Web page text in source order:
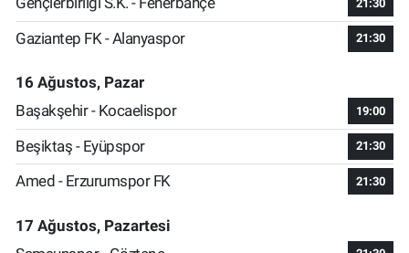
21:30
Gaziantep FK - Alanyaspor 21:30
16 Ağustos, Pazar
Başakşehir - Kocaelispor
19:00
Beşiktaş - Eyüpspor 21:30
Amed - Erzurumspor FK 21:30
17 Ağustos, Pazartesi